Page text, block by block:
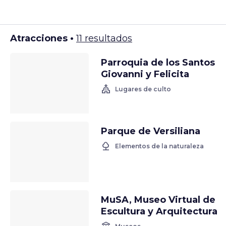
Atracciones •11 resultados
Parroquia de los Santos
Giovanni y Felicita
church Lugares de culto
Parque de Versiliana
nature Elementos de la naturaleza
MuSA, Museo Virtual de
Escultura y Arquitectura